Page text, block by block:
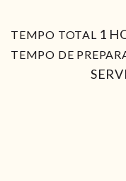
TEMPO TOTAL 1
TEMPO DE